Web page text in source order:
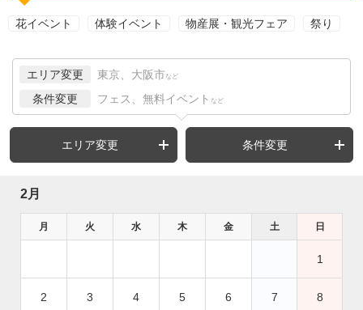
花イベント 体験イベント 物産展・観光フェア 祭り
エリア変更 東京、大阪市 など
条件変更 フェス、無料イベント など
エリア変更 条件変更
2月
月 火 水 木 金 土 日
1
2 3 4 5 6 7 8